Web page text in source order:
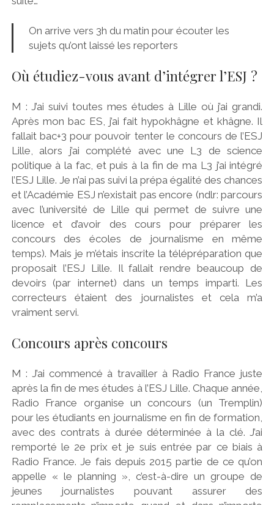
On arrive vers 3h du matin pour écouter les
sujets qu’ont laissé les reporters
Où étudiez-vous avant d’intégrer l’ESJ ?
M : J’ai suivi toutes mes études à Lille où j’ai grandi.
Après mon bac ES, j’ai fait hypokhâgne et khâgne. Il
fallait bac+3 pour pouvoir tenter le concours de l’ESJ
Lille, alors j’ai complété avec une L3 de science
politique à la fac, et puis à la fin de ma L3 j’ai intégré
l’ESJ Lille. Je n’ai pas suivi la prépa égalité des chances
et l’Académie ESJ n’existait pas encore (ndlr: parcours
avec l’université de Lille qui permet de suivre une
licence et d’avoir des cours pour préparer les
concours des écoles de journalisme en même
temps). Mais je m’étais inscrite la télépréparation que
proposait l’ESJ Lille. Il fallait rendre beaucoup de
devoirs (par internet) dans un temps imparti. Les
correcteurs étaient des journalistes et cela m’a
vraiment servi.
Concours après concours
M : J’ai commencé à travailler à Radio France juste
après la fin de mes études à l’ESJ Lille. Chaque année,
Radio France organise un concours (un Tremplin)
pour les étudiants en journalisme en fin de formation,
avec des contrats à durée déterminée à la clé. J’ai
remporté le 2e prix et je suis entrée par ce biais à
Radio France. Je fais depuis 2015 partie de ce qu’on
appelle « le planning », c’est-à-dire un groupe de
jeunes journalistes pouvant assurer des